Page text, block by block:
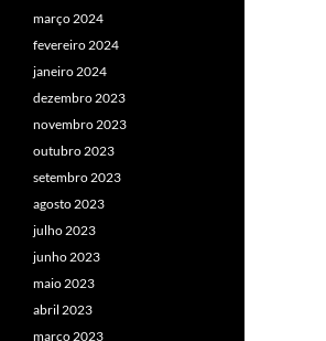
março 2024
fevereiro 2024
janeiro 2024
dezembro 2023
novembro 2023
outubro 2023
setembro 2023
agosto 2023
julho 2023
junho 2023
maio 2023
abril 2023
março 2023